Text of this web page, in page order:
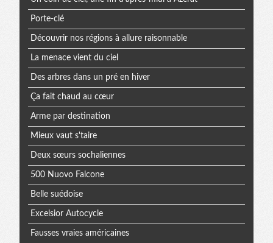
Porte-clé
Découvrir nos régions à allure raisonnable
La menace vient du ciel
Des arbres dans un pré en hiver
Ça fait chaud au cœur
Arme par destination
Mieux vaut s'taire
Deux sœurs sochaliennes
500 Nuovo Falcone
Belle suédoise
Excelsior Autocycle
Fausses vraies américaines